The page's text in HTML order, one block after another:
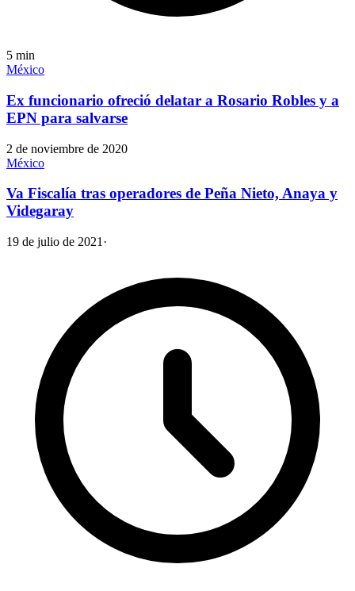
5 min
México
Ex funcionario ofreció delatar a Rosario Robles y a
EPN para salvarse
2 de noviembre de 2020
México
Va Fiscalía tras operadores de Peña Nieto, Anaya y
Videgaray
19 de julio de 2021 ·